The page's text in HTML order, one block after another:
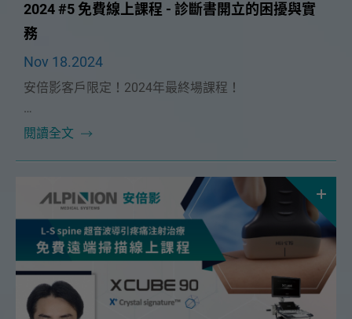
2024 #5 免費線上課程 - 診斷書開立的困擾與實
務
Nov 18.2024
安倍影客戶限定！2024年最終場課程！
本次課程很榮幸邀請到🔥最佳方案有限公司執行長 鄭正
閱讀全文